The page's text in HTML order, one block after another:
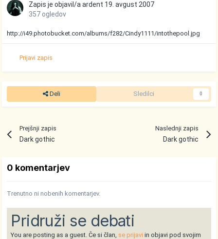
Zapis je objavil/aardent 19. avgust 2007
357 ogledov
http://i49.photobucket.com/albums/f282/Cindy1111/intothepool.jpg
Prijavi zapis
Deli Sledilci 0
Prejšnji zapis
Dark gothic
Naslednji zapis
Dark gothic
0 komentarjev
Trenutno ni nobenih komentarjev.
Pridruži se debati
You are posting as a guest. Če si član, se prijavi in objavi pod svojim